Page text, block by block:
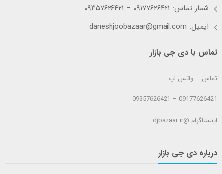
شمار تماس: ۰۹۱۷۷۶۲۶۴۲۱ – ۰۹۳۵۷۶۲۶۴۲۱
ایمیل: daneshjoobazaar@gmail.com
تماس با دی جی بازار
تماس – واتس اپ
09177626421 – 09357626421
اینستاگرام @djbazaar.ir
درباره دی جی بازار